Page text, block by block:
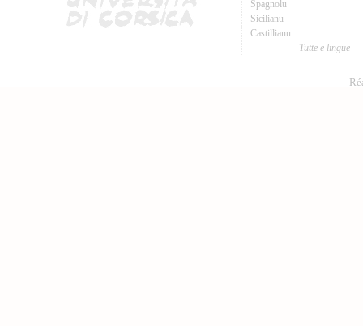
Spagnolu
Sicilianu
Castillianu
Tutte e lingue